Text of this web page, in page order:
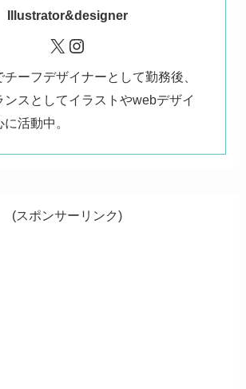
Illustrator&designer
X Instagram
ーフデザイナーとして勤務後、
ンスとしてイラストやwebデザイ
活動中。
(スポンサーリンク)